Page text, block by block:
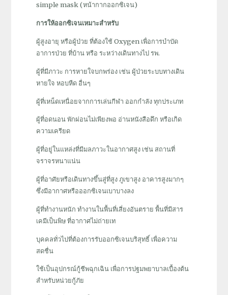
simple mask (หน้ากากออกซิเจน)
การให้ออกซิเจนเหมาะสำหรับ
ผู้สูงอายุ หรือผู้ป่วย ที่ต้องใช้ Oxygen เพื่อการบำบัด
อาการป่วย ที่บ้าน หรือ ระหว่างเดินทางไป รพ.
ผู้ที่มีภาวะ การหายใจบกพร่อง เช่น ผู้ป่วยระบบทางเดิน
หายใจ หอบหืด อื่นๆ
ผู้ที่เหน็ดเหนื่อยจากการเล่นกีฬา ออกกำลัง ทุกประเภท
ผู้ที่อดนอน พักผ่อนไม่เพียงพอ อ่านหนังสือดึก หรือเกิด
ความเครียด
ผู้ที่อยู่ในแหล่งที่มีมลภาวะในอากาศสูง เช่น สถานที่
จราจรหนาแน่น
ผู้ที่อาศัยหรือเดินทางขึ้นสู่ที่สูง ภูเขาสูง อาคารสูงมากๆ
ซึ่งมีอากาศหรือออกซิเจนเบาบางลง
ผู้ที่ทำงานหนัก ทำงานในพื้นที่เสี่ยงอันตราย พื้นที่มีสาร
เคมีเป็นพิษ ที่อากาศไม่ถ่ายเท
บุคคลทั่วไปที่ต้องการรับออกซิเจนบริสุทธิ์ เพื่อความ
สดชื่น
ใช้เป็นอุปกรณ์กู้ชีพฉุกเฉิน เพื่อการปฐมพยาบาลเบื้องต้น
สำหรับหน่วยกู้ภัย